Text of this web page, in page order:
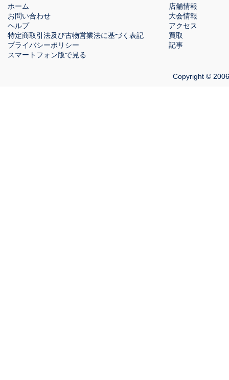
ホーム
お問い合わせ
ヘルプ
特定商取引法及び古物営業法に基づく表記
プライバシーポリシー
スマートフォン版で見る
店舗情報
大会情報
アクセス
買取
記事
Copyright ©